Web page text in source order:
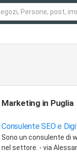
Marketing in Puglia
Consulente SEO e
Sono un consulente di
nel settore. - via